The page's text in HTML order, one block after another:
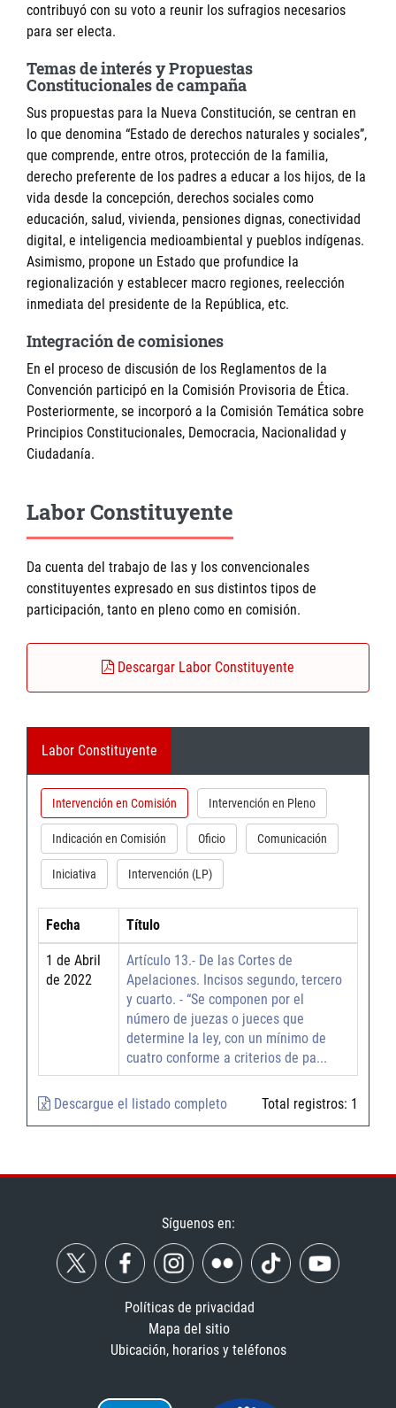
contribuyó con su voto a reunir los sufragios necesarios
para ser electa.
Temas de interés y Propuestas
Constitucionales de campaña
Sus propuestas para la Nueva Constitución, se centran en
lo que denomina “Estado de derechos naturales y sociales”,
que comprende, entre otros, protección de la familia,
derecho preferente de los padres a educar a los hijos, de la
vida desde la concepción, derechos sociales como
educación, salud, vivienda, pensiones dignas, conectividad
digital, e inteligencia medioambiental y pueblos indígenas.
Asimismo, propone un Estado que profundice la
regionalización y establecer macro regiones, reelección
inmediata del presidente de la República, etc.
Integración de comisiones
En el proceso de discusión de los Reglamentos de la
Convención participó en la Comisión Provisoria de Ética.
Posteriormente, se incorporó a la Comisión Temática sobre
Principios Constitucionales, Democracia, Nacionalidad y
Ciudadanía.
Labor Constituyente
Da cuenta del trabajo de las y los convencionales
constituyentes expresado en sus distintos tipos de
participación, tanto en pleno como en comisión.
Descargar Labor Constituyente
Labor Constituyente
Intervención en Comisión Intervención en Pleno
Indicación en Comisión Oficio Comunicación
Iniciativa Intervención (LP)
Fecha Título
1 de Abril
de 2022
Artículo 13.- De las Cortes de
Apelaciones. Incisos segundo, tercero
y cuarto. - “Se componen por el
número de juezas o jueces que
determine la ley, con un mínimo de
cuatro conforme a criterios de pa...
Descargue el listado completo Total registros: 1
Síguenos en:
Políticas de privacidad
Mapa del sitio
Ubicación, horarios y teléfonos